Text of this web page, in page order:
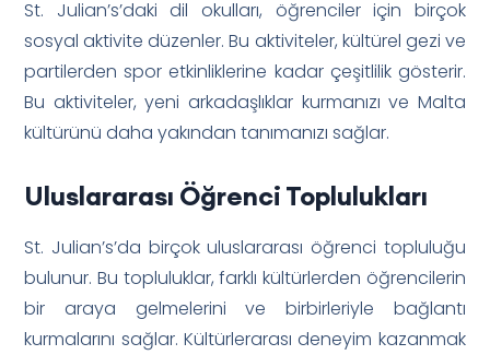
St. Julian’s’daki dil okulları, öğrenciler için birçok
sosyal aktivite düzenler. Bu aktiviteler, kültürel gezi ve
partilerden spor etkinliklerine kadar çeşitlilik gösterir.
Bu aktiviteler, yeni arkadaşlıklar kurmanızı ve Malta
kültürünü daha yakından tanımanızı sağlar.
Uluslararası Öğrenci Toplulukları
St. Julian’s’da birçok uluslararası öğrenci topluluğu
bulunur. Bu topluluklar, farklı kültürlerden öğrencilerin
bir araya gelmelerini ve birbirleriyle bağlantı
kurmalarını sağlar. Kültürlerarası deneyim kazanmak